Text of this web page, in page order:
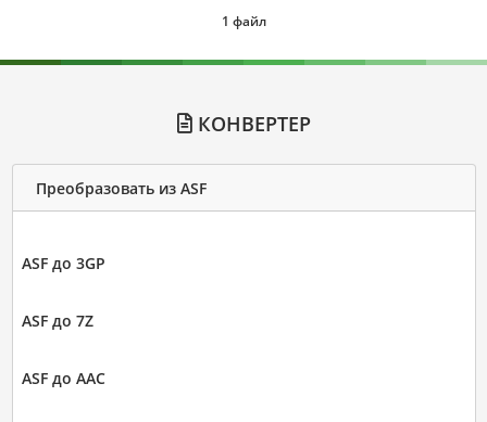
1 файл
КОНВЕРТЕР
Преобразовать из ASF
ASF до 3GP
ASF до 7Z
ASF до AAC